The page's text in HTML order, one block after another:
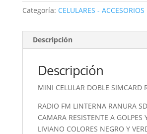
Categoría: CELULARES - ACCESORIOS
Descripción
Descripción
MINI CELULAR DOBLE SIMCARD
RADIO FM LINTERNA RANURA
CAMARA RESISTENTE A GOLPES
LIVIANO COLORES NEGRO Y